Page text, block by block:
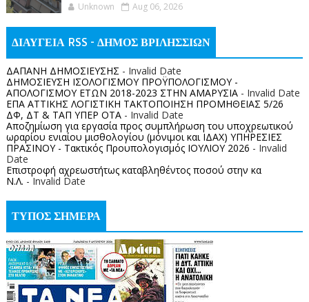
Unknown Aug 06, 2026
ΔΙΑΥΓΕΙΑ RSS - ΔΗΜΟΣ ΒΡΙΛΗΣΣΙΩΝ
ΔΑΠΑΝΗ ΔΗΜΟΣΙΕΥΣΗΣ - Invalid Date
ΔΗΜΟΣΙΕΥΣΗ ΙΣΟΛΟΓΙΣΜΟΥ ΠΡΟΫΠΟΛΟΓΙΣΜΟΥ -
ΑΠΟΛΟΓΙΣΜΟΥ ΕΤΩΝ 2018-2023 ΣΤΗΝ ΑΜΑΡΥΣΙΑ- Invalid Date
ΕΠΑ ΑΤΤΙΚΗΣ ΛΟΓΙΣΤΙΚΗ ΤΑΚΤΟΠΟΙΗΣΗ ΠΡΟΜΗΘΕΙΑΣ 5/26
ΔΦ, ΔΤ & ΤΑΠ ΥΠΕΡ ΟΤΑ- Invalid Date
Αποζημίωση για εργασία προς συμπλήρωση του υποχρεωτικού
ωραρίου ενιαίου μισθολογίου (μόνιμοι και ΙΔΑΧ) ΥΠΗΡΕΣΙΕΣ
ΠΡΑΣΙΝΟΥ - Τακτικός Προυπολογισμός ΙΟΥΛΙΟΥ 2026 - Invalid
Date
Επιστροφή αχρεωστήτως καταβληθέντος ποσoύ στην κα
Ν.Λ. - Invalid Date
ΤΥΠΟΣ ΣΗΜΕΡΑ